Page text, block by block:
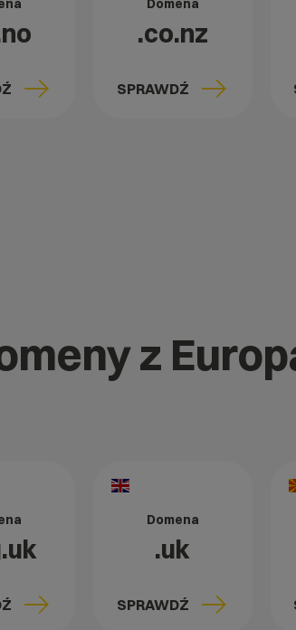
Domena
.co.nz
SPRAWDŹ
z
Domena
.uk
SPRAWDŹ